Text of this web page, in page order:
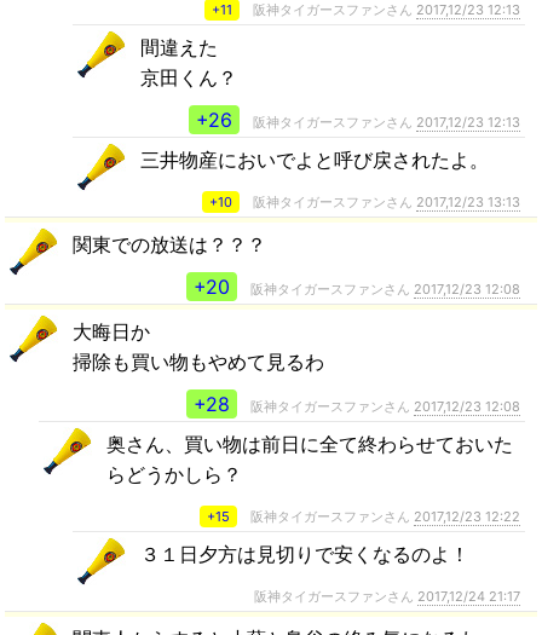
+11 阪神タイガースファンさん 2017,12/23 12:13
間違えた
京田くん？
+26
阪神タイガースファンさん 2017,12/23 12:13
三井物産においでよと呼び戻されたよ。
+10 阪神タイガースファンさん 2017,12/23 13:13
関東での放送は？？？
+20
阪神タイガースファンさん 2017,12/23 12:08
大晦日か
掃除も買い物もやめて見るわ
+28
阪神タイガースファンさん 2017,12/23 12:08
奥さん、買い物は前日に全て終わらせておいた
らどうかしら？
+15 阪神タイガースファンさん 2017,12/23 12:22
３１日夕方は見切りで安くなるのよ！
阪神タイガースファンさん 2017,12/24 21:17